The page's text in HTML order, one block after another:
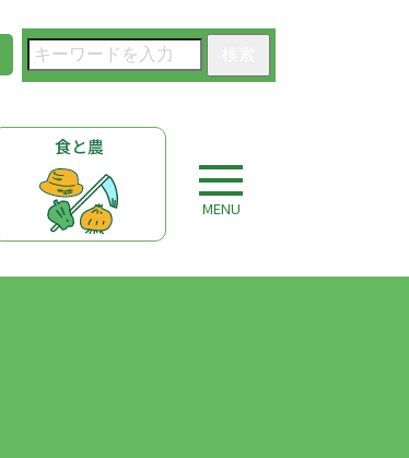
食と農